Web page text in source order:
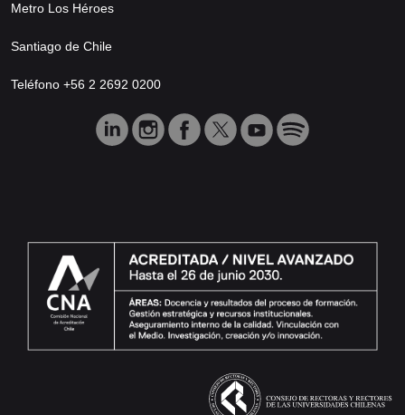
Metro Los Héroes
Santiago de Chile
Teléfono +56 2 2692 0200